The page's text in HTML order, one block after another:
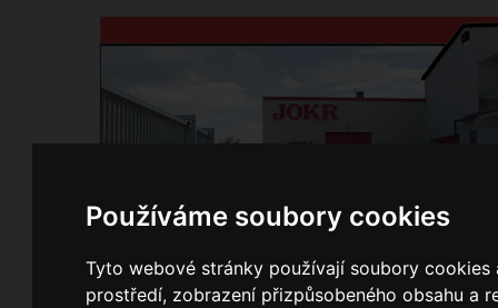
Používáme soubory cookies
Tyto webové stránky používají soubory
prostředí, zobrazení přizpůsobeného obsahu a
Domů Kontakty Přihlášení Ke
Kamnáři